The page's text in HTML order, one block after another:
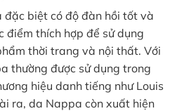
biệt có độ đàn hồi tốt và
thích hợp để sử dụng
thời trang và nội thất. Với
thường được sử dụng trong
hiệu danh tiếng như Louis
ra, da Nappa còn xuất hiện